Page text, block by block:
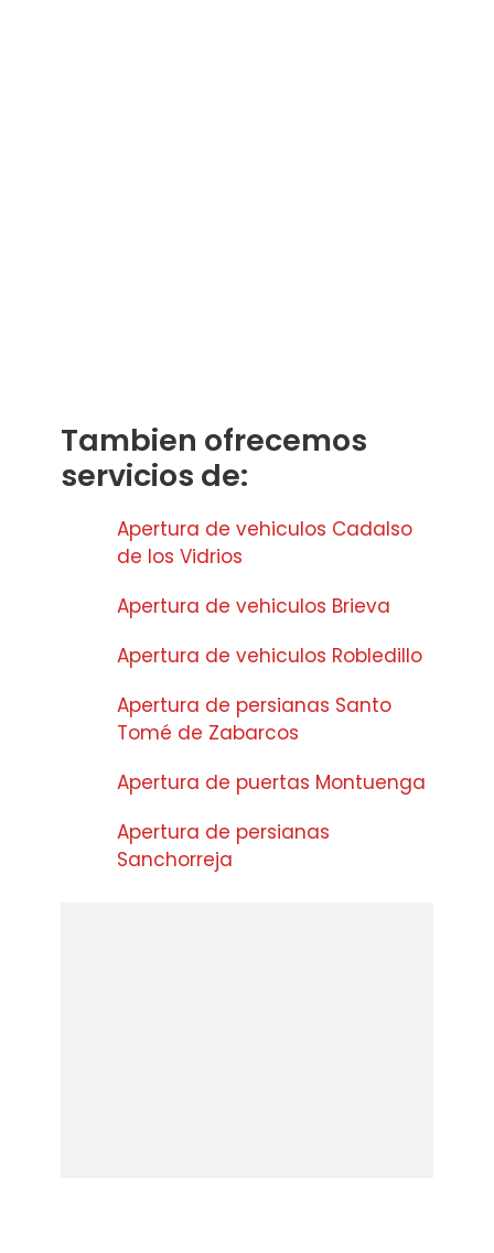
Tambien ofrecemos
servicios de:
Apertura de vehiculos Cadalso
de los Vidrios
Apertura de vehiculos Brieva
Apertura de vehiculos Robledillo
Apertura de persianas Santo
Tomé de Zabarcos
Apertura de puertas Montuenga
Apertura de persianas
Sanchorreja